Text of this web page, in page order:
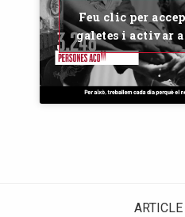
Feu clic per
galetes i activar